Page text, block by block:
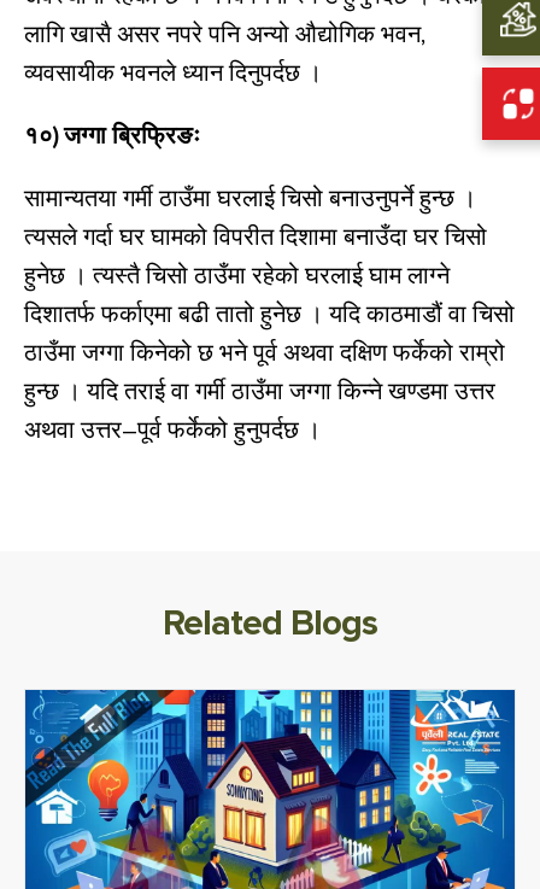
लागि खासै असर नपरे पनि अन्यो औद्योगिक भवन,
व्यवसायीक भवनले ध्यान दिनुपर्दछ ।
१०) जग्गा ब्रिफ्रिङः
सामान्यतया गर्मी ठाउँमा घरलाई चिसो बनाउनुपर्ने हुन्छ ।
त्यसले गर्दा घर घामको विपरीत दिशामा बनाउँदा घर चिसो
हुनेछ । त्यस्तै चिसो ठाउँमा रहेको घरलाई घाम लाग्ने
दिशातर्फ फर्काएमा बढी तातो हुनेछ । यदि काठमाडौं वा चिसो
ठाउँमा जग्गा किनेको छ भने पूर्व अथवा दक्षिण फर्केको राम्रो
हुन्छ । यदि तराई वा गर्मी ठाउँमा जग्गा किन्ने खण्डमा उत्तर
अथवा उत्तर–पूर्व फर्केको हुनुपर्दछ ।
Related Blogs